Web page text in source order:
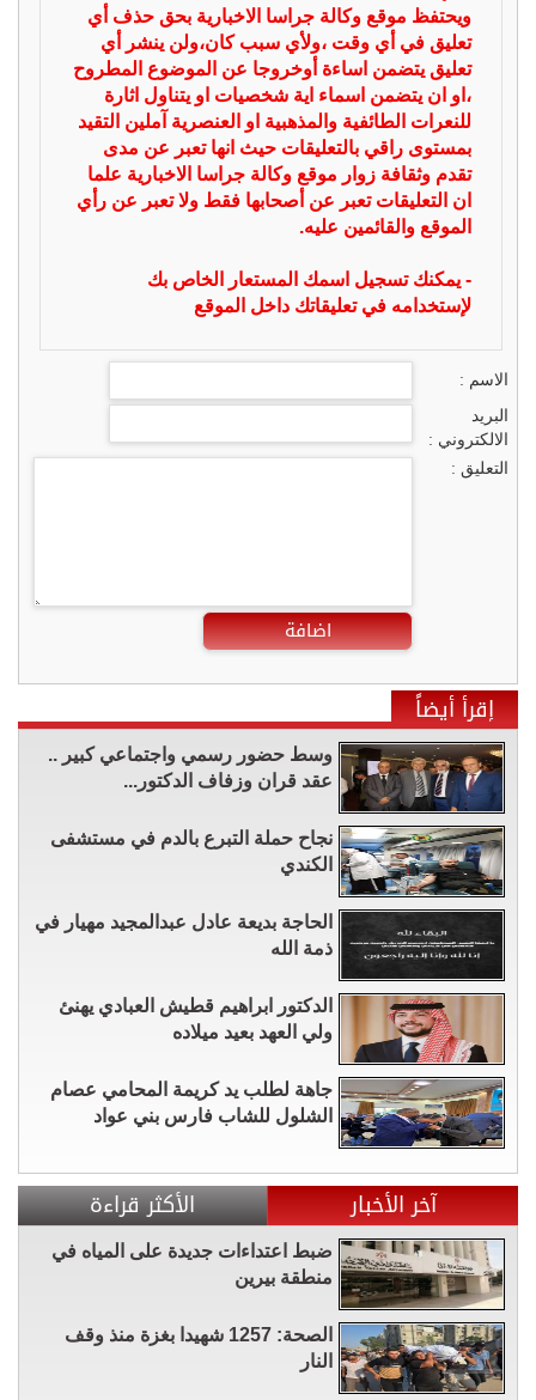
ويحتفظ موقع وكالة جراسا الاخبارية بحق حذف أي
تعليق في أي وقت ،ولأي سبب كان،ولن ينشر أي
تعليق يتضمن اساءة أوخروجا عن الموضوع المطروح
،او ان يتضمن اسماء اية شخصيات او يتناول اثارة
للنعرات الطائفية والمذهبية او العنصرية آملين التقيد
بمستوى راقي بالتعليقات حيث انها تعبر عن مدى
تقدم وثقافة زوار موقع وكالة جراسا الاخبارية علما
ان التعليقات تعبر عن أصحابها فقط ولا تعبر عن رأي
الموقع والقائمين عليه.
- يمكنك تسجيل اسمك المستعار الخاص بك
لإستخدامه في تعليقاتك داخل الموقع
الاسم :
البريد
الالكتروني :
التعليق :
اضافة
إقرأ أيضاً
وسط حضور رسمي واجتماعي كبير ..
عقد قران وزفاف الدكتور...
نجاح حملة التبرع بالدم في مستشفى
الكندي
الحاجة بديعة عادل عبدالمجيد مهيار في
ذمة الله
الدكتور ابراهيم قطيش العبادي يهنئ
ولي العهد بعيد ميلاده
جاهة لطلب يد كريمة المحامي عصام
الشلول للشاب فارس بني عواد
آخر الأخبار الأكثر قراءة
ضبط اعتداءات جديدة على المياه في
منطقة بيرين
الصحة: 1257 شهيدا بغزة منذ وقف
النار